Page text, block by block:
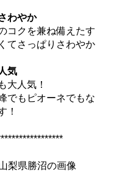
わやか
コクを兼ね備えたす
てさっぱりさわやか
気
大人気！
でもピオーネでもな
！